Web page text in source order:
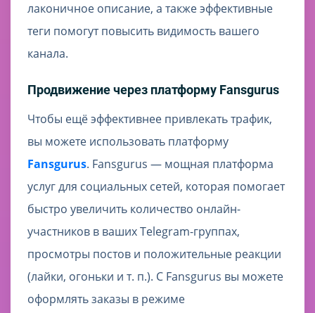
лаконичное описание, а также эффективные
теги помогут повысить видимость вашего
канала.
Продвижение через платформу Fansgurus
Чтобы ещё эффективнее привлекать трафик,
вы можете использовать платформу
Fansgurus. Fansgurus — мощная платформа
услуг для социальных сетей, которая помогает
быстро увеличить количество онлайн-
участников в ваших Telegram-группах,
просмотры постов и положительные реакции
(лайки, огоньки и т. п.). С Fansgurus вы можете
оформлять заказы в режиме